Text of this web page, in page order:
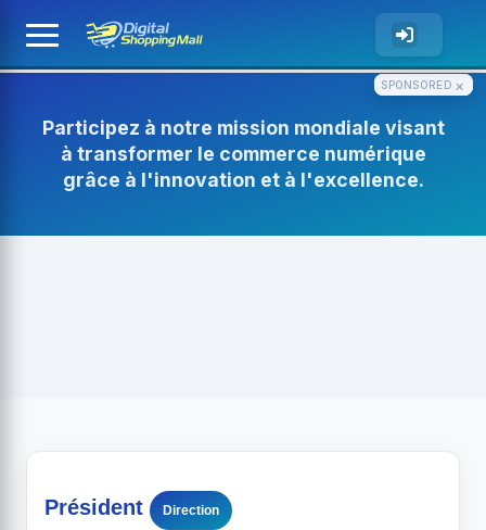
SPONSORED ×
Participez à notre mission mondiale visant
à transformer le commerce numérique
grâce à l'innovation et à l'excellence.
Président Direction